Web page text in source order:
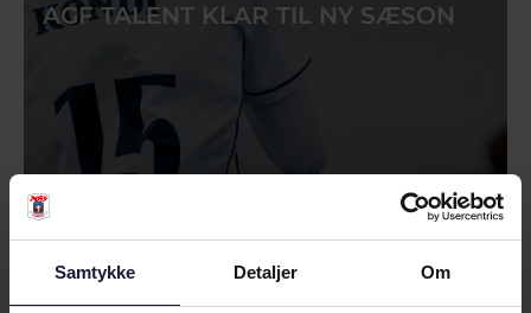
Samtykke Detaljer Om
AGF TALENT KLAR TIL NY SÆSON